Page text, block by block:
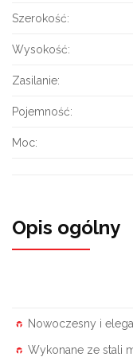
Szerokość:
Wysokość:
Zasilanie:
Pojemność:
Moc:
Opis ogólny
Nowoczesny i
Wykonane ze stali